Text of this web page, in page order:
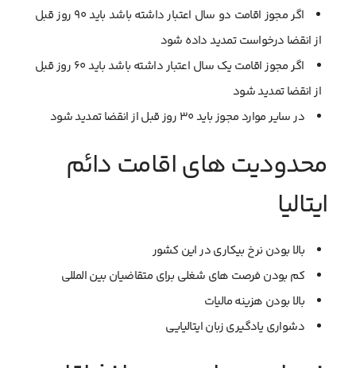
اگر مجوز اقامت دو سال اعتبار داشته باشد باید ۹۰ روز قبل
از انقضا درخواست تمدید داده شود
اگر مجوز اقامت یک سال اعتبار داشته باشد باید ۶۰ روز قبل
از انقضا تمدید شود
در سایر موارد مجوز باید ۳۰ روز قبل از انقضا تمدید شود
محدودیت های اقامت دائم
ایتالیا
بالا بودن نرخ بیکاری در این کشور
کم بودن فرصت های شغلی برای متقاضیان بین المللی
بالا بودن هزینه مالیات
دشواری یادگیری زبان ایتالیایی